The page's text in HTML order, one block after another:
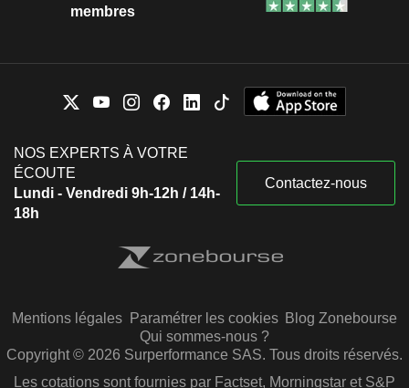
membres
NOS EXPERTS À VOTRE
ÉCOUTE
Lundi - Vendredi 9h-12h / 14h-
18h
Contactez-nous
Mentions légales Paramétrer les cookies Blog Zonebourse
Qui sommes-nous ?
Copyright © 2026 Surperformance SAS. Tous droits réservés.
Les cotations sont fournies par Factset, Morningstar et S&P